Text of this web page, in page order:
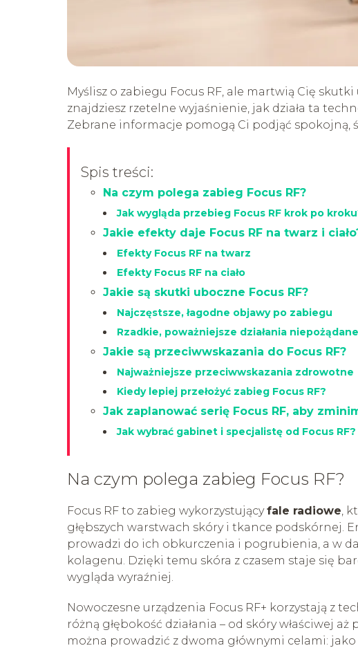
Myślisz o zabiegu Focus RF, ale martwią Cię
znajdziesz rzetelne wyjaśnienie, jak działa ta
Zebrane informacje pomogą Ci podjąć spokojną,
Spis treści:
Na czym polega zabieg Focus RF?
Jak wygląda przebieg Focus RF krok po
Jakie efekty daje Focus RF na twarz i
Efekty Focus RF na twarz
Efekty Focus RF na ciało
Jakie są skutki uboczne Focus RF?
Najczęstsze, łagodne objawy po zabiegu
Rzadkie, poważniejsze działania niepożądane
Jakie są przeciwwskazania do Focus RF?
Najważniejsze przeciwwskazania zdrowotne
Kiedy lepiej przełożyć zabieg Focus RF?
Jak zaplanować serię Focus RF, aby
Jak wybrać gabinet i specjalistę od Focus RF?
Na czym polega zabieg Focus RF?
Focus RF to zabieg wykorzystującyfale radiowe,
głębszych warstwach skóry i tkance podskórnej.
prowadzi do ich obkurczenia i pogrubienia, a w
kolagenu. Dzięki temu skóra z czasem staje się
wygląda wyraźniej.
Nowoczesne urządzenia Focus RF+ korzystają z
różną głębokość działania – od skóry właściwej
można prowadzić z dwoma głównymi celami: jako